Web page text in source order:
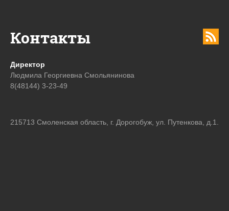
Контакты
Директор
Людмила Георгиевна Смольянинова
8(48144) 3-23-49
215713 Смоленская область, г. Дорогобуж, ул. Путенкова, д.1.